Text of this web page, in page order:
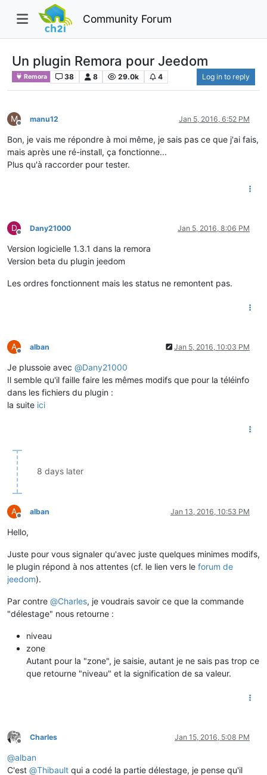
Community Forum
Un plugin Remora pour Jeedom
Remora 38 8 29.0k 4 Log in to reply
M
Offline
manu12 Jan 5, 2016, 6:52 PM
Bon, je vais me répondre à moi même, je sais pas ce que j'ai fais,
mais après une ré-install, ça fonctionne...
Plus qu'à raccorder pour tester.
D
Offline
Dany21000 Jan 5, 2016, 8:06 PM
Version logicielle 1.3.1 dans la remora
Version beta du plugin jeedom
Les ordres fonctionnent mais les status ne remontent pas.
A
Offline
alban Jan 5, 2016, 10:03 PM
Je plussoie avec @Dany21000
Il semble qu'il faille faire les mêmes modifs que pour la téléinfo
dans les fichiers du plugin :
la suite ici
8 days later
A
Offline
alban Jan 13, 2016, 10:53 PM
Hello,
Juste pour vous signaler qu'avec juste quelques minimes modifs,
le plugin répond à nos attentes (cf. le lien vers le forum de
jeedom).
Par contre @Charles, je voudrais savoir ce que la commande
"délestage" nous retourne :
niveau
zone
Autant pour la "zone", je saisie, autant je ne sais pas trop ce
que retourne "niveau" et la signification de sa valeur.
Offline
Charles Jan 15, 2016, 5:08 PM
@alban
C'est @Thibault qui a codé la partie délestage, je pense qu'il